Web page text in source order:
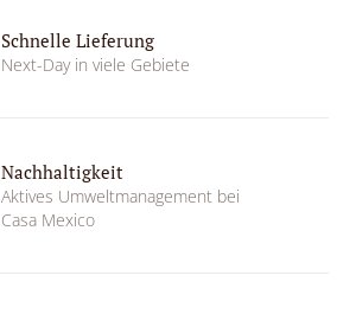
Schnelle Lieferung
Next-Day in viele Gebiete
Nachhaltigkeit
Aktives Umweltmanagement bei
Casa Mexico